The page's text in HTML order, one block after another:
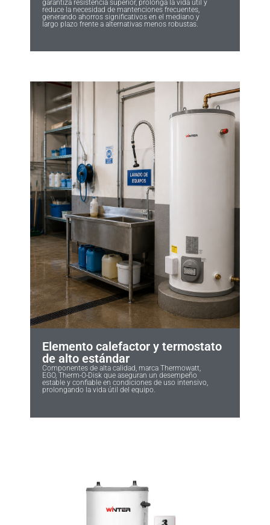
garantiza resistencia superior, prolonga la vida útil y
reduce la necesidad de mantenciones frecuentes,
generando ahorros significativos en el mediano y
largo plazo frente a alternativas menos robustas.
Elemento calefactor y termostato
de alto estándar
Componentes de alta calidad, marca Thermowatt,
EGO, Therm-O-Disk que aseguran un desempeño
estable y confiable en condiciones de uso intensivo,
prolongando la vida útil del equipo.